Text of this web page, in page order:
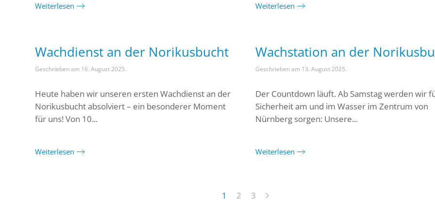
Weiterlesen Weiterlesen
Wachdienst an der Norikusbucht
Geschrieben am 16. August 2025.
Heute haben wir unseren ersten Wachdienst an der
Norikusbucht absolviert – ein besonderer Moment
für uns! Von 10...
Weiterlesen
Wachstation an der
Geschrieben am 13. August 2025.
Der Countdown läuft. Ab Samstag werden wir
Sicherheit am und im Wasser im Zentrum von
Nürnberg sorgen: Unsere...
Weiterlesen
1 2 3